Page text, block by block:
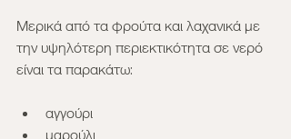
Μερικά από τα φρούτα και λαχανικά με
την υψηλότερη περιεκτικότητα σε νερό
είναι τα παρακάτω:
αγγούρι
μαρούλι